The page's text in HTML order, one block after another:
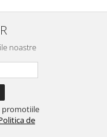
noastre
promotiile
de